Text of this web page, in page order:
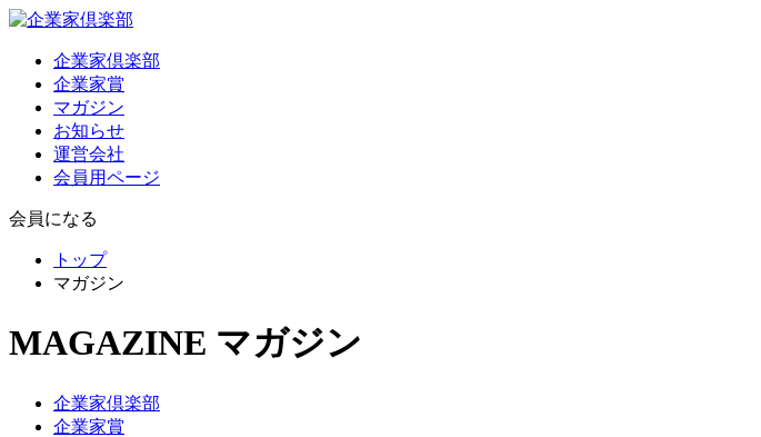
企業家倶楽部
企業家賞
マガジン
お知らせ
運営会社
会員用ページ
会員になる
トップ
マガジン
MAGAZINE マガジン
企業家倶楽部
企業家賞